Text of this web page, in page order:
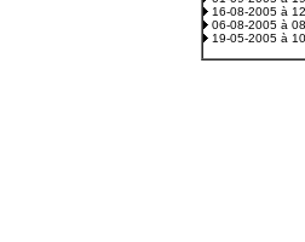
16-08-2005 à
06-08-2005 à
19-05-2005 à